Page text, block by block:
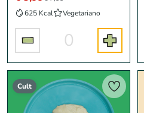
625 Kcal
Vegetariano
0
Cult